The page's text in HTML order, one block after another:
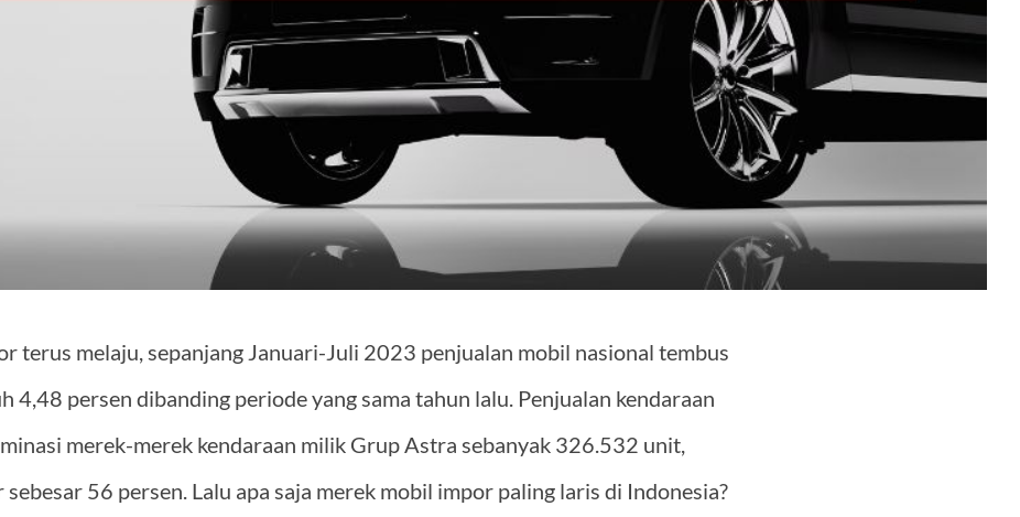
terus melaju, sepanjang Januari-Juli 2023 penjualan mobil nasional tembus
4,48 persen dibanding periode yang sama tahun lalu. Penjualan kendaraan
merek-merek kendaraan milik Grup Astra sebanyak 326.532 unit,
sebesar 56 persen. Lalu apa saja merek mobil impor paling laris di Indonesia?